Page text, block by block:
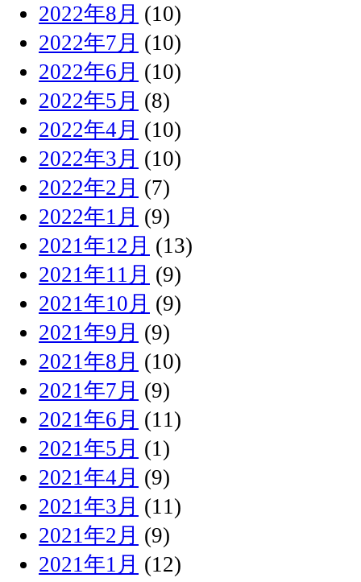
2022年8月 (10)
2022年7月 (10)
2022年6月 (10)
2022年5月 (8)
2022年4月 (10)
2022年3月 (10)
2022年2月 (7)
2022年1月 (9)
2021年12月 (13)
2021年11月 (9)
2021年10月 (9)
2021年9月 (9)
2021年8月 (10)
2021年7月 (9)
2021年6月 (11)
2021年5月 (1)
2021年4月 (9)
2021年3月 (11)
2021年2月 (9)
2021年1月 (12)